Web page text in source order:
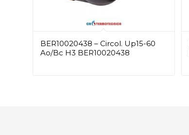
BER10020438 – Circol. Up15-60
Ao/Bc H3 BER10020438